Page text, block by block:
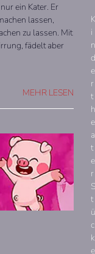
ein Kater. Er
lassen,
zu lassen. Mit
fädelt aber
MEHR LESEN
K
i
n
d
e
r
t
h
e
a
t
e
r
S
t
ü
c
k
e